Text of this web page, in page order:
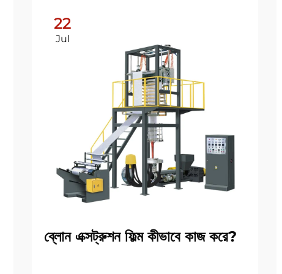
22
Jul
ব্লোন এক্সট্রুশন ফিল্ম কীভাবে কাজ করে?